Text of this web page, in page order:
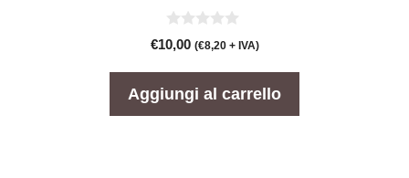
0
s
€10,00 (€8,20+ IVA)
Aggiungi al carrello